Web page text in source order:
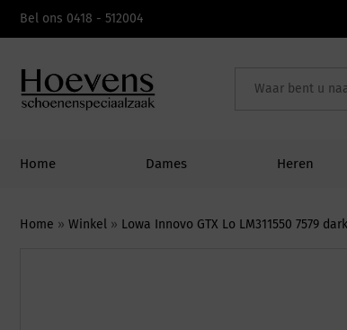
Bel ons 0418 - 512004
Home Dames Heren
Home » Winkel » Lowa Innovo GTX Lo LM311550 7579